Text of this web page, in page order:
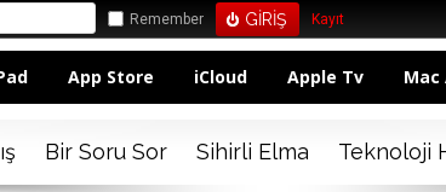
Remember Kayıt
App Store iCloud Apple Tv Mac
Bir Soru Sor Sihirli Elma Teknoloji